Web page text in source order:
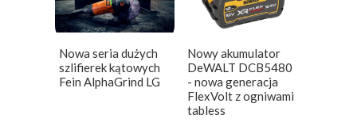
Nowa seria dużych
szlifierek kątowych
Fein AlphaGrind LG
Nowy akumulator
DeWALT DCB5480
- nowa generacja
FlexVolt z ogniwami
tabless